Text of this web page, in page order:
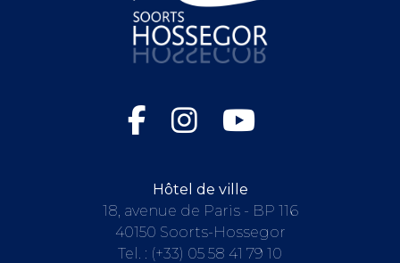
Hôtel de ville
18, avenue de Paris - BP 116
40150 Soorts-Hossegor
Tel. : (+33) 05 58 41 79 10